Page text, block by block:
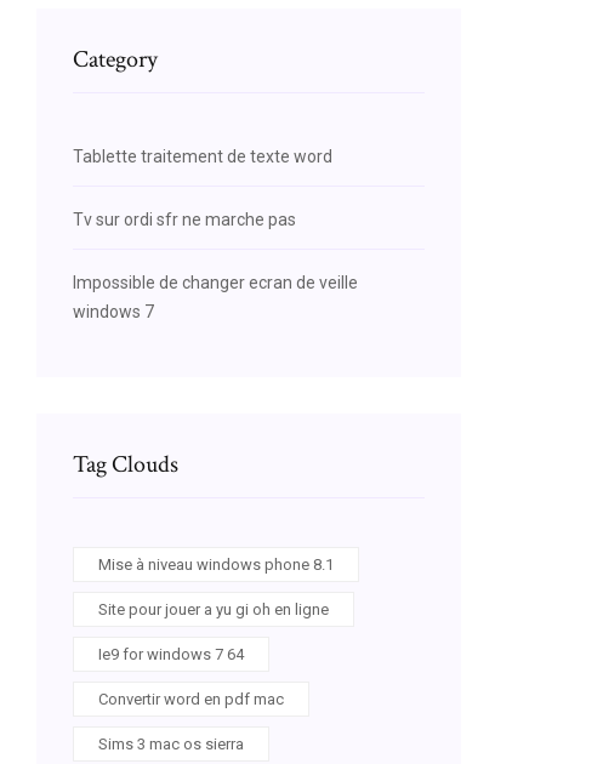
Category
Tablette traitement de texte word
Tv sur ordi sfr ne marche pas
Impossible de changer ecran de veille
windows 7
Tag Clouds
Mise à niveau windows phone 8.1
Site pour jouer a yu gi oh en ligne
Ie9 for windows 7 64
Convertir word en pdf mac
Sims 3 mac os sierra